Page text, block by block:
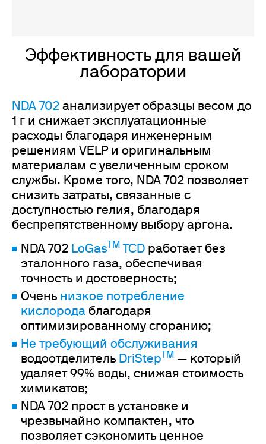
Эффективность для вашей
лаборатории
NDA 702 анализирует образцы весом до
1 г и снижает эксплуатационные
расходы благодаря инженерным
решениям VELP и оригинальным
материалам с увеличенным сроком
службы. Кроме того, NDA 702 позволяет
снизить затраты, связанные с
доступностью гелия, благодаря
беспрепятственному выбору аргона.
NDA 702 LoGas TM TCD работает без
эталонного газа, обеспечивая
точность и достоверность;
Очень низкое потребление
кислорода благодаря
оптимизированному сгоранию;
Не требующий обслуживания
водоотделитель DriStep TM — который
удаляет 99% воды, снижая стоимость
химикатов;
NDA 702 прост в установке и
чрезвычайно компактен, что
позволяет сэкономить ценное